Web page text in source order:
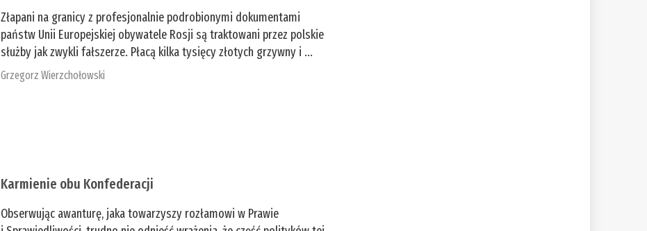
Złapani na granicy z profesjonalnie podrobionymi dokumentami
państw Unii Europejskiej obywatele Rosji są traktowani przez polskie
służby jak zwykli fałszerze. Płacą kilka tysięcy złotych grzywny i ...
Grzegorz Wierzchołowski
Karmienie obu Konfederacji
Obserwując awanturę, jaka towarzyszy rozłamowi w Prawie